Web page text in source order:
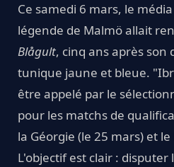
Ce samedi 6 mars, le
légende de Malmö allait
Blågult, cinq ans après son
tunique jaune et bleue.
être appelé par le
pour les matchs de
la Géorgie (le 25 mars) et
L'objectif est clair :